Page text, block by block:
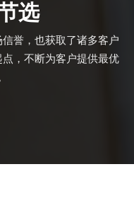
选
誉，也获取了诸多客户
，不断为客户提供最优